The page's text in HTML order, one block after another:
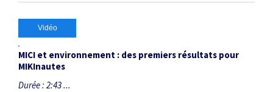
Vidéo
MICI et environnement : des premiers résultats pour
MIKInautes
Durée : 2:43 ...